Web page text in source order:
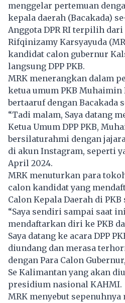
menggelar pertemuan
kepala daerah (Bacakada)
Anggota DPR RI terpilih
Rifqinizamy Karsyayuda
kandidat calon gubernur
langsung DPP PKB.
MRK menerangkan dalam
ketua umum PKB
bertaaruf dengan Bacakada
“Tadi malam, Saya datang
Ketua Umum DPP PKB,
bersilaturahmi dengan
di akun Instagram, seperti
April 2024.
MRK menuturkan para
calon kandidat yang
Calon Kepala Daerah di
“Saya sendiri sampai saat
mendaftarkan diri ke PKB
Saya datang ke acara DPP
diundang dan merasa
dengan Para Calon
Se Kalimantan yang akan
presidium nasional KAHMI.
MRK menyebut